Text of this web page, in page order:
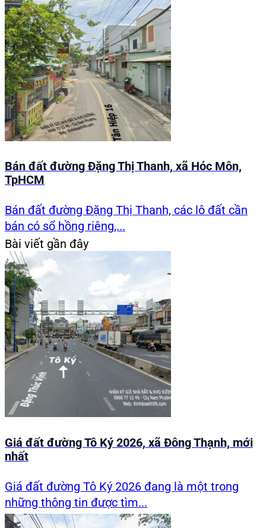
Bán đất đường Đặng Thị Thanh, xã Hóc Môn,
TpHCM
Bán đất đường Đặng Thị Thanh, các lô đất cần
bán có sổ hồng riêng,...
Bài viết gần đây
Giá đất đường Tô Ký 2026, xã Đông Thạnh, mới
nhất
Giá đất đường Tô Ký 2026 đang là một trong
những thông tin được tìm...